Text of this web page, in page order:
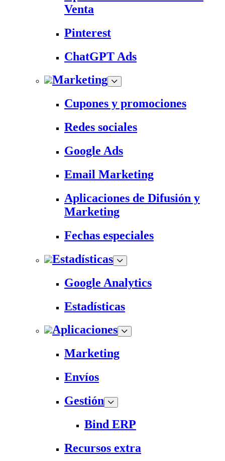
Venta
Pinterest
ChatGPT Ads
Marketing
Cupones y promociones
Redes sociales
Google Ads
Email Marketing
Aplicaciones de Difusión y
Marketing
Fechas especiales
Estadísticas
Google Analytics
Estadísticas
Aplicaciones
Marketing
Envíos
Gestión
Bind ERP
Recursos extra